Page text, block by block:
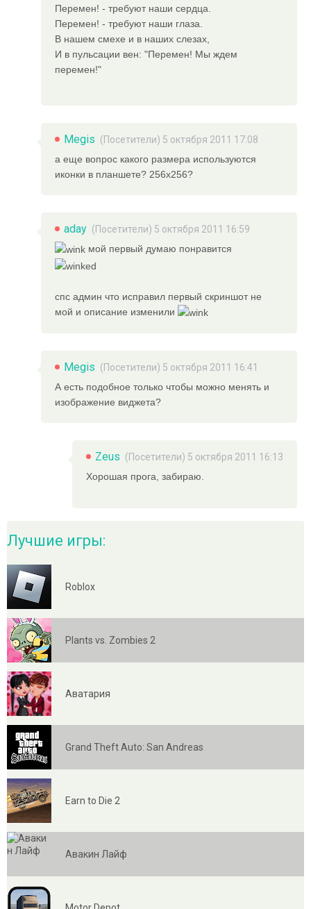
Перемен! - требуют наши сердца.
Перемен! - требуют наши глаза.
В нашем смехе и в наших слезах,
И в пульсации вен: "Перемен! Мы ждем
перемен!"
Megis (Посетители) 5 октября 2011 17:08
а еще вопрос какого размера используются
иконки в планшете? 256х256?
aday (Посетители) 5 октября 2011 16:59
мой первый думаю понравится
спс админ что исправил первый скриншот не
мой и описание изменили
Megis (Посетители) 5 октября 2011 16:41
А есть подобное только чтобы можно менять и
изображение виджета?
Zeus (Посетители) 5 октября 2011 16:13
Хорошая прога, забираю.
Лучшие игры:
Roblox
Plants vs. Zombies 2
Аватария
Grand Theft Auto: San Andreas
Earn to Die 2
Авакин Лайф